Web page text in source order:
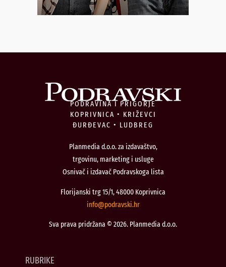
PODRAVINA I PRIGORJE
KOPRIVNICA • KRIŽEVCI
ĐURĐEVAC • LUDBREG
Planmedia d.o.o. za izdavaštvo,
trgovinu, marketing i usluge
Osnivač i izdavač Podravskoga lista
Florijanski trg 15/1, 48000 Koprivnica
rh.iksvardop
@ofni
Sva prava pridržana © 2026. Planmedia d.o.o.
RUBRIKE